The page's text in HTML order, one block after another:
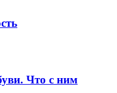
Что с ним